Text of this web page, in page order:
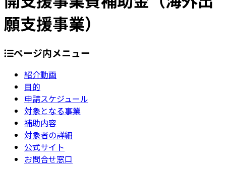
願支援事業）
ページ内メニュー
紹介動画
目的
申請スケジュール
対象となる事業
補助内容
対象者の詳細
公式サイト
お問合せ窓口